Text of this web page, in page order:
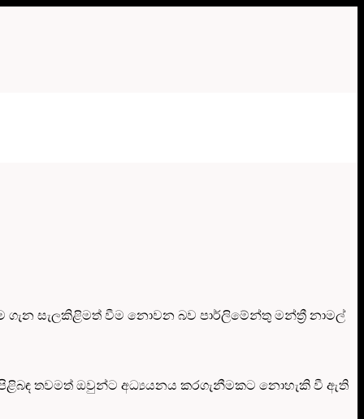
සැලකිළිමත් වීම නොවන බව පාර්ලිමේන්තු මන්ත්‍රී නාමල්
පිළිබඳ තවමත් ඔවුන්ට අධ්‍යයනය කරගැනීමකට නොහැකි වී ඇති